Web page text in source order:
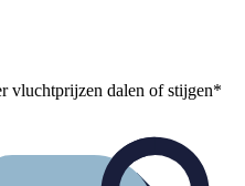
vluchtprijzen dalen of stijgen*